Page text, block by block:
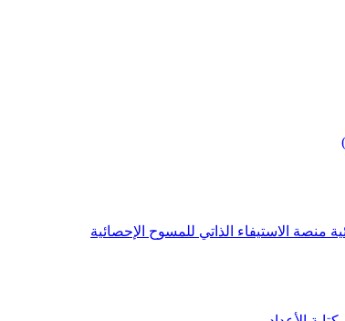
منصة الاستيفاء الذاتي للمسوح الإحصائية